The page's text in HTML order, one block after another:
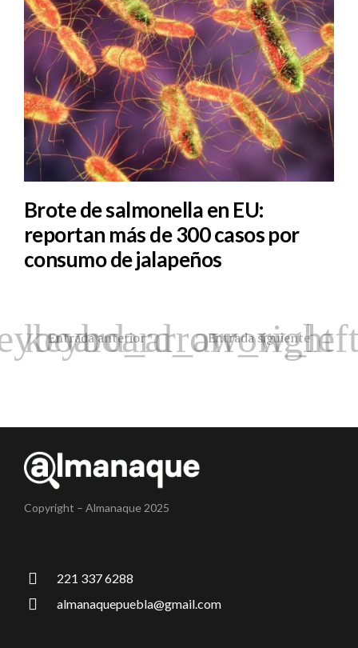
Brote de salmonella en EU:
reportan más de 300 casos por
consumo de jalapeños
Entrada anterior Entrada siguiente
Copyright – Almanaque 2025
221 337 6288
almanaquepuebla@gmail.com